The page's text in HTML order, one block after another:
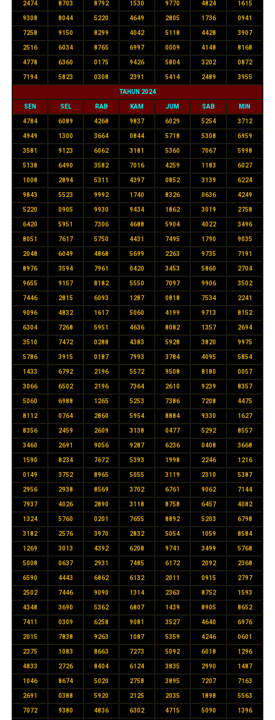
2474 8703 8792 1530 9770 4824 1615
9308 8044 5220 4649 2805 1736 0941
7258 9150 8299 4042 5118 4428 3907
2516 6034 8765 6997 0009 4148 8168
4778 6360 0175 9426 5804 3202 0872
7194 5823 0308 2391 5414 2489 3955
TAHUN 2024
SEN SEL RAB KAM JUM SAB MIN
4784 6089 4268 9837 6029 5254 3712
4949 1300 3664 0844 5718 5308 6959
3581 9123 6062 3181 5360 7067 5998
5138 6490 3582 7016 4259 1183 6027
1008 2894 5311 4397 0852 3139 6224
9843 5523 9992 1740 8326 0636 4249
5220 0905 9930 9434 1862 3019 2758
6420 5951 7306 4688 5904 4022 3496
8051 7617 5750 4431 7495 1790 9035
2048 6049 4868 5699 2263 9735 7191
8976 3594 7961 0420 3453 5860 2704
9655 9157 8182 5550 7097 9906 3502
7446 2815 6093 1287 0818 7534 2241
9096 4832 1617 5060 4199 9713 8152
6304 7268 5951 4636 8082 1357 2694
3510 7472 0288 4383 5928 3820 9975
5786 3915 0187 7993 3784 4095 5854
1433 6792 2196 5572 9508 8180 0057
3066 6502 2196 7364 2610 9239 8357
5060 6988 1265 5253 7386 7208 4475
8112 0764 2860 5954 8884 9330 1627
8356 2459 2609 3138 0477 5292 8557
3460 2691 9056 9287 6236 0408 3668
1590 8234 7672 5393 1998 2246 1216
0149 3752 8965 5055 3119 2310 5387
2956 2938 8569 3702 6761 9062 7144
7937 4026 2890 3118 8758 6457 4082
1324 5760 0201 7655 8892 5203 6798
3182 2576 3970 2832 5054 1059 8584
1269 3013 4392 6208 9741 3499 5768
5008 0637 2931 7485 6172 2092 2368
6590 4443 6862 6132 2011 0915 2797
2502 7446 9090 1314 2363 8752 1593
4348 3690 5362 6807 1439 8905 8652
7411 0309 6258 9081 3527 4640 6976
2015 7838 9263 1087 5359 4246 0601
2375 1083 8663 7273 5092 6018 1296
4833 2726 8404 6124 3835 2990 1487
1046 8674 5020 2758 3895 7207 7163
2691 0388 5920 2125 2035 1898 5563
7072 9380 4836 6302 4715 5090 1396